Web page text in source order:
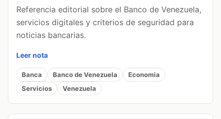
Referencia editorial sobre el Banco de Venezuela,
servicios digitales y criterios de seguridad para
noticias bancarias.
Leer nota
Banca Banco de Venezuela
Economia
Servicios
Venezuela